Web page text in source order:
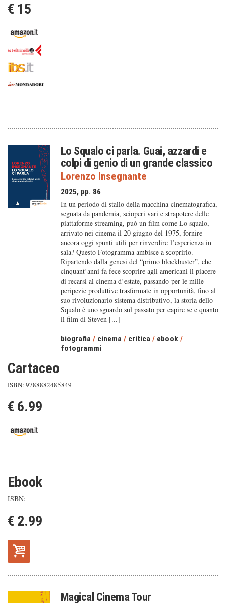
€ 15
Lo Squalo ci parla. Guai, azzardi e
colpi di genio di un grande classico
Lorenzo Insegnante
2025, pp. 86
In un periodo di stallo della macchina cinematografica,
segnata da pandemia, scioperi vari e strapotere delle
piattaforme streaming, può un film come Lo squalo,
arrivato nei cinema il 20 giugno del 1975, fornire
ancora oggi spunti utili per rinverdire l’esperienza in
sala? Questo Fotogramma ambisce a scoprirlo.
Ripartendo dalla genesi del “primo blockbuster”, che
cinquant’anni fa fece scoprire agli americani il piacere
di recarsi al cinema d’estate, passando per le mille
peripezie produttive trasformate in opportunità, fino al
suo rivoluzionario sistema distributivo, la storia dello
Squalo è uno sguardo sul passato per capire se e quanto
il film di Steven [...]
biografia / cinema / critica / ebook /
fotogrammi
Cartaceo
ISBN: 9788882485849
€ 6.99
Ebook
ISBN:
€ 2.99
Magical Cinema Tour